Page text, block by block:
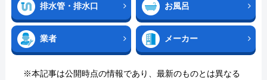
排水管・排水口 お風呂
業者 メーカー
※本記事は公開時点の情報であり、最新のものとは異なる